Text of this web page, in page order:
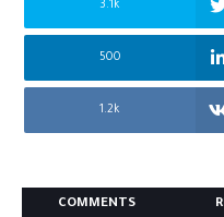
3.1k
500
1.2k
COMMENTS